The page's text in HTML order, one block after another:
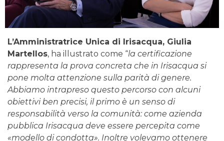
L’Amministratrice Unica di Irisacqua, Giulia
Martellos, ha illustrato come “la certificazione
rappresenta la prova concreta che in Irisacqua si
pone molta attenzione sulla parità di genere.
Abbiamo intrapreso questo percorso con alcuni
obiettivi ben precisi, il primo è un senso di
responsabilità verso la comunità: come azienda
pubblica Irisacqua deve essere percepita come
«modello di condotta». Inoltre volevamo ottenere